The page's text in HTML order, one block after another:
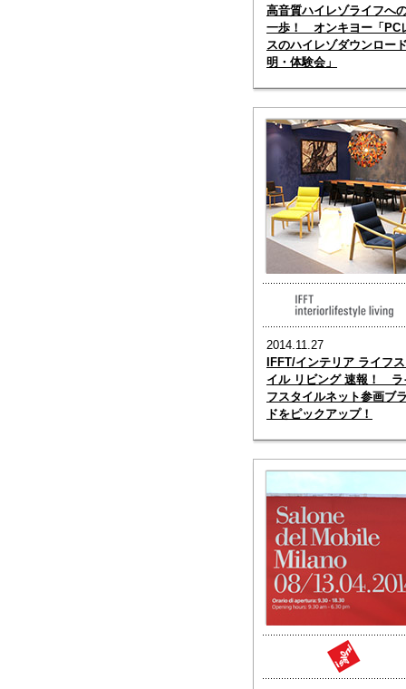
高音質ハイレゾライフへ
一歩！ オンキヨー「PC
スのハイレゾダウンロー
明・体験会」
2014.11.27
IFFT/インテリア ライフ
イル リビング 速報！ ラ
フスタイルネット参画ブ
ドをピックアップ！